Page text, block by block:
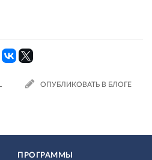
ОПУБЛИКОВАТЬ В БЛОГЕ
ПРОГРАММЫ